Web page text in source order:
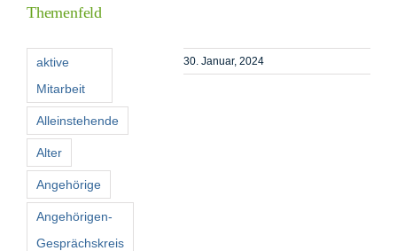
30. Januar, 2024
Themenfeld
aktive
Mitarbeit
Alleinstehende
Alter
Angehörige
Angehörigen-
Gesprächskreis